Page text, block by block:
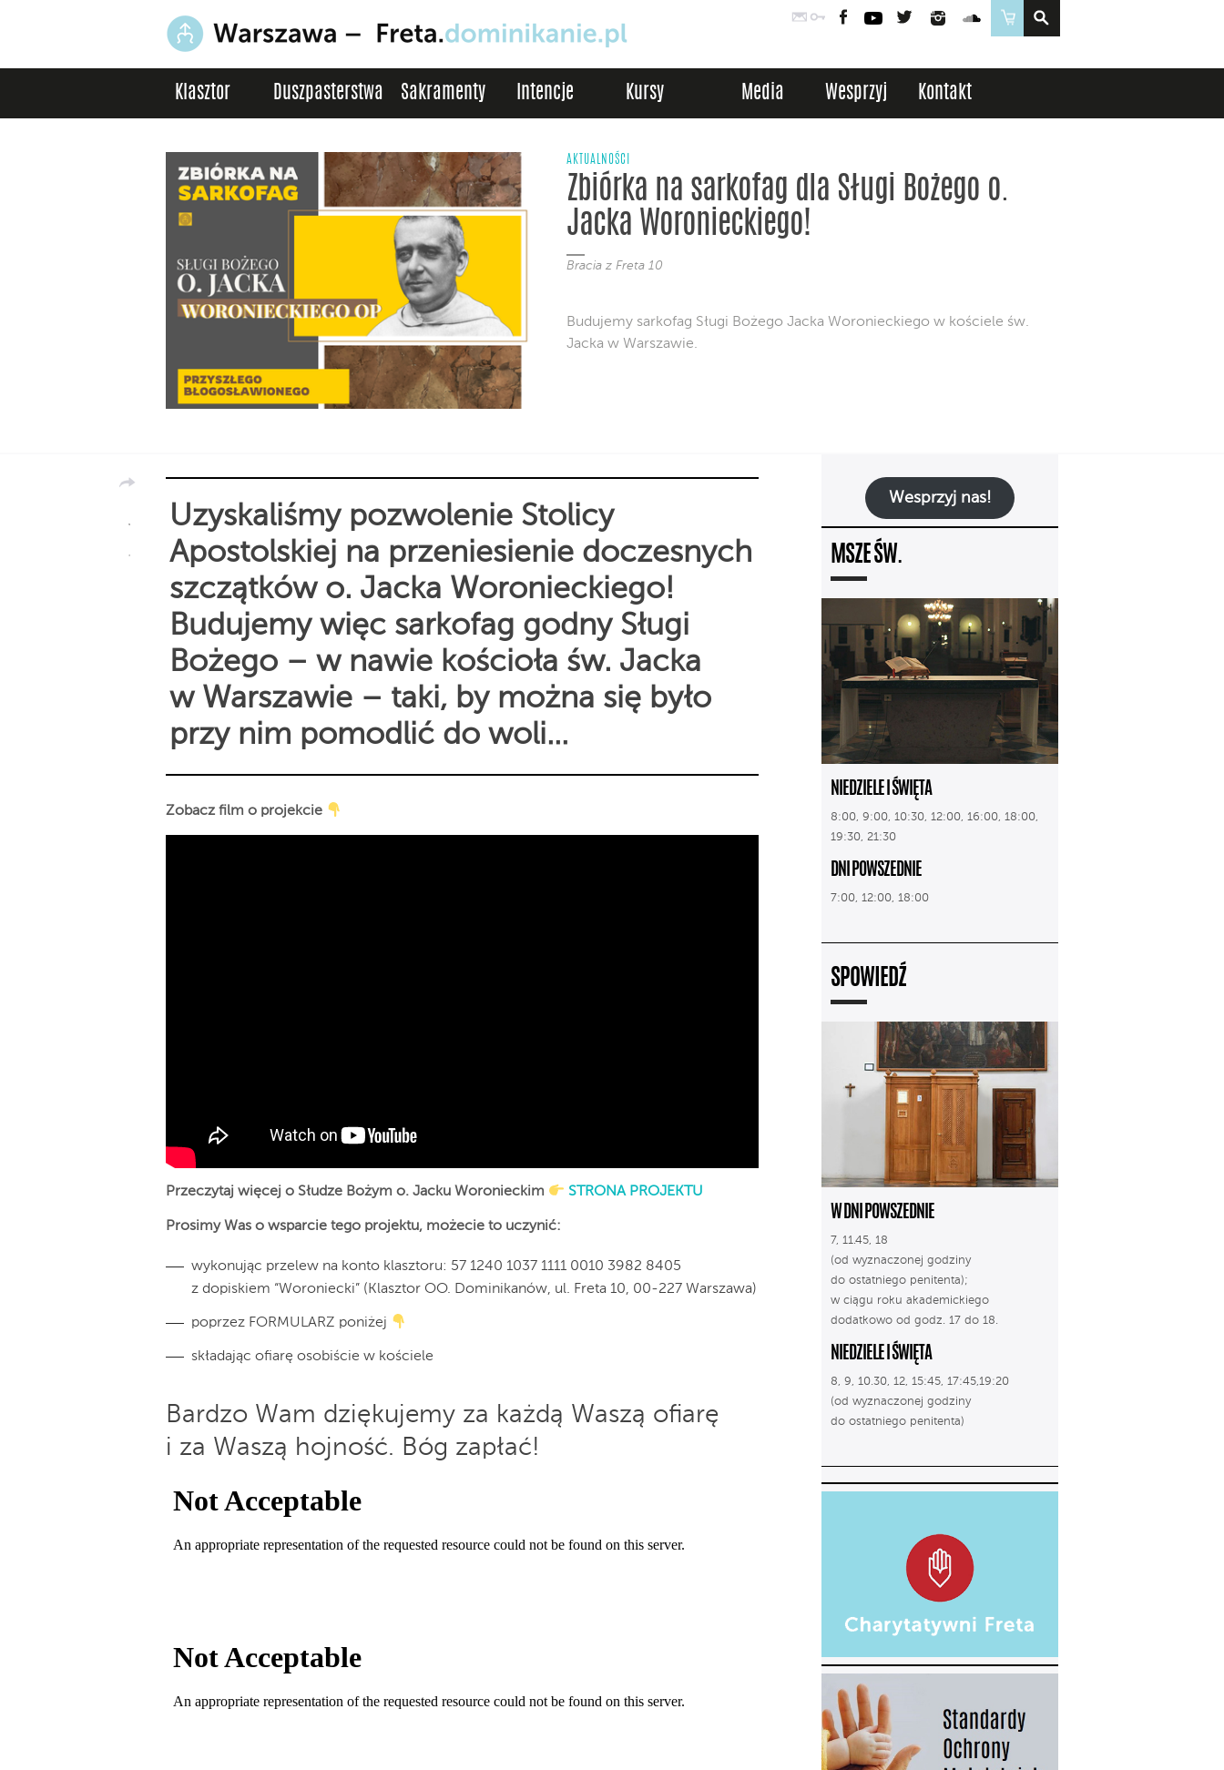
PocztaLogowanie
FacebookYouTubeTwitter InstagramSoundCloud
Sklep
Klasztor Duszpasterstwa Sakramenty Intencje Kursy Media Wesprzyj Kontakt
AKTUALNOŚCI
Zbiórka na sarkofag dla Sługi Bożego o.
Jacka Woronieckiego!
Bracia z Freta 10
Budujemy sarkofag Sługi Bożego Jacka Woronieckiego w kościele św.
Jacka w Warszawie.
Uzyskaliśmy pozwolenie Stolicy
Apostolskiej na przeniesienie doczesnych
szczątków o. Jacka Woronieckiego!
Budujemy więc sarkofag godny Sługi
Bożego – w nawie kościoła św. Jacka
w Warszawie – taki, by można się było
przy nim pomodlić do woli…
Zobacz film o projekcie
Przeczytaj więcej o Słudze Bożym o. Jacku Woronieckim STRONA PROJEKTU
Prosimy Was o wsparcie tego projektu, możecie to uczynić:
wykonując przelew na konto klasztoru: 57 1240 1037 1111 0010 3982 8405
z dopiskiem “Woroniecki” (Klasztor OO. Dominikanów, ul. Freta 10, 00-227 Warszawa)
poprzez FORMULARZ poniżej
składając ofiarę osobiście w kościele
Bardzo Wam dziękujemy za każdą Waszą ofiarę
i za Waszą hojność. Bóg zapłać!
Wesprzyj nas!
MSZE ŚW.
NIEDZIELE I ŚWIĘTA
8:00, 9:00, 10:30, 12:00, 16:00, 18:00,
19:30, 21:30
DNI POWSZEDNIE
7:00, 12:00, 18:00
SPOWIEDŹ
W DNI POWSZEDNIE
7, 11.45, 18
(od wyznaczonej godziny
do ostatniego penitenta);
w ciągu roku akademickiego
dodatkowo od godz. 17 do 18.
NIEDZIELE I ŚWIĘTA
8, 9, 10.30, 12, 15:45, 17:45,19:20
(od wyznaczonej godziny
do ostatniego penitenta)